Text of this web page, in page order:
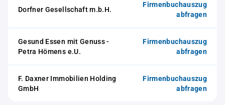
Dorfner Gesellschaft m.b.H.
Firmenbuchauszug
abfragen
Gesund Essen mit Genuss -
Petra Hömens e.U.
Firmenbuchauszug
abfragen
F. Daxner Immobilien Holding
GmbH
Firmenbuchauszug
abfragen